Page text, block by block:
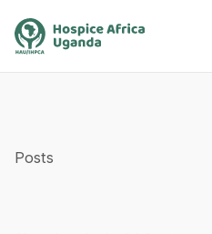
Posts